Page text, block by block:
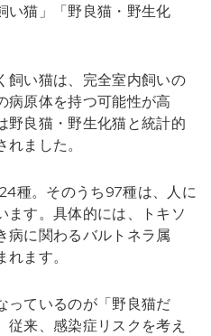
い猫」「野良猫・野生化
飼い猫は、完全室内飼いの
病原体を持つ可能性が高
野良猫・野生化猫と統計的
ました。
種。そのうち97種は、人に
ます。具体的には、トキソ
病に関わるバルトネラ属
ます。
っているのが「野良猫だ
従来、感染症リスクを考え